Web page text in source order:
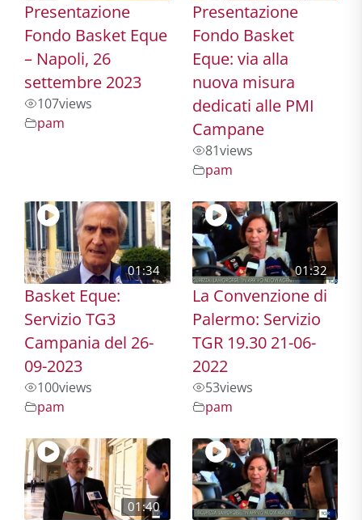
Presentazione
Fondo Basket Eque
– Napoli, 26
settembre 2023
107views
pam
Presentazione
Fondo Basket
Eque: via alla
nuova misura
dedicati alle PMI
Campane
81views
pam
01:34
Basket Eque:
Servizio TG3
Campania del 26-
09-2023
100views
pam
01:32
La Convenzione di
Palermo: Servizio
TGR 19.30 21-06-
2022
53views
pam
01:40